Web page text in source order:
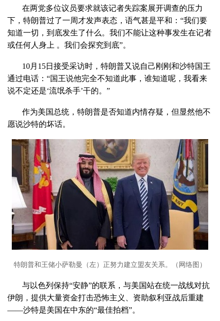
在两党多位议员要求就该记者失踪案展开调查的压力
下，特朗普过了一周才发声表态，语气甚是平和：“我们要
知道一切，到底发生了什么。我们不能让这种事发生在记者
或任何人身上 。我们会探究到底”。
10月15日接受采访时，特朗普又说自己刚刚和沙特国王
通过电话：“国王说他完全不知道此事，谁知道呢，我看来
说不定还是‘流氓杀手’干的。”
作为美国总统，特朗普是否知道内情存疑，但显然他不
愿说沙特的坏话。
特朗普和王储小萨勒曼（左）正努力建立盟友关系。（网络图）
与以色列保持“安静”的联系，与美国站在统一战线对抗
伊朗，提供大量资金打击恐怖主义、资助叙利亚战后重建
——沙特是美国在中东的“最佳拍档”。